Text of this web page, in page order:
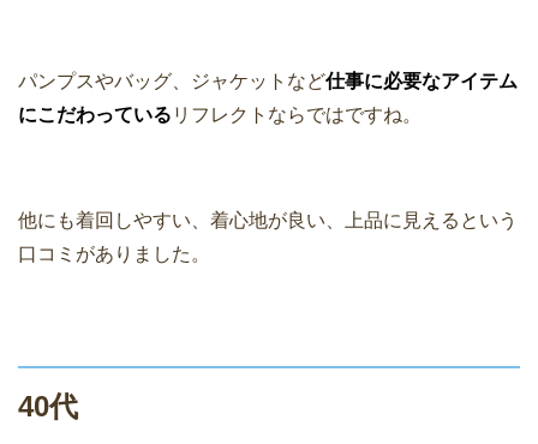
パンプスやバッグ、ジャケットなど仕事に必要なアイテム
にこだわっている リフレクトならではですね。
他にも着回しやすい、着心地が良い、上品に見えるという
口コミがありました。
40代